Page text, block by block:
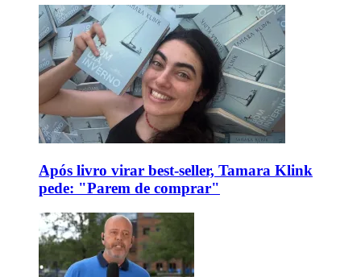
Após livro virar best-seller, Tamara Klink
pede: "Parem de comprar"